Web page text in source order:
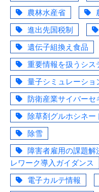
農林水産省
進出先国税制
遺伝子組換え食品
重要情報を扱うシス
量子シミュレーショ
防衛産業サイバーセ
除草剤グルホシネー
除雪
障害者雇用の課題
レワーク導入ガイダンス
電子カルテ情報